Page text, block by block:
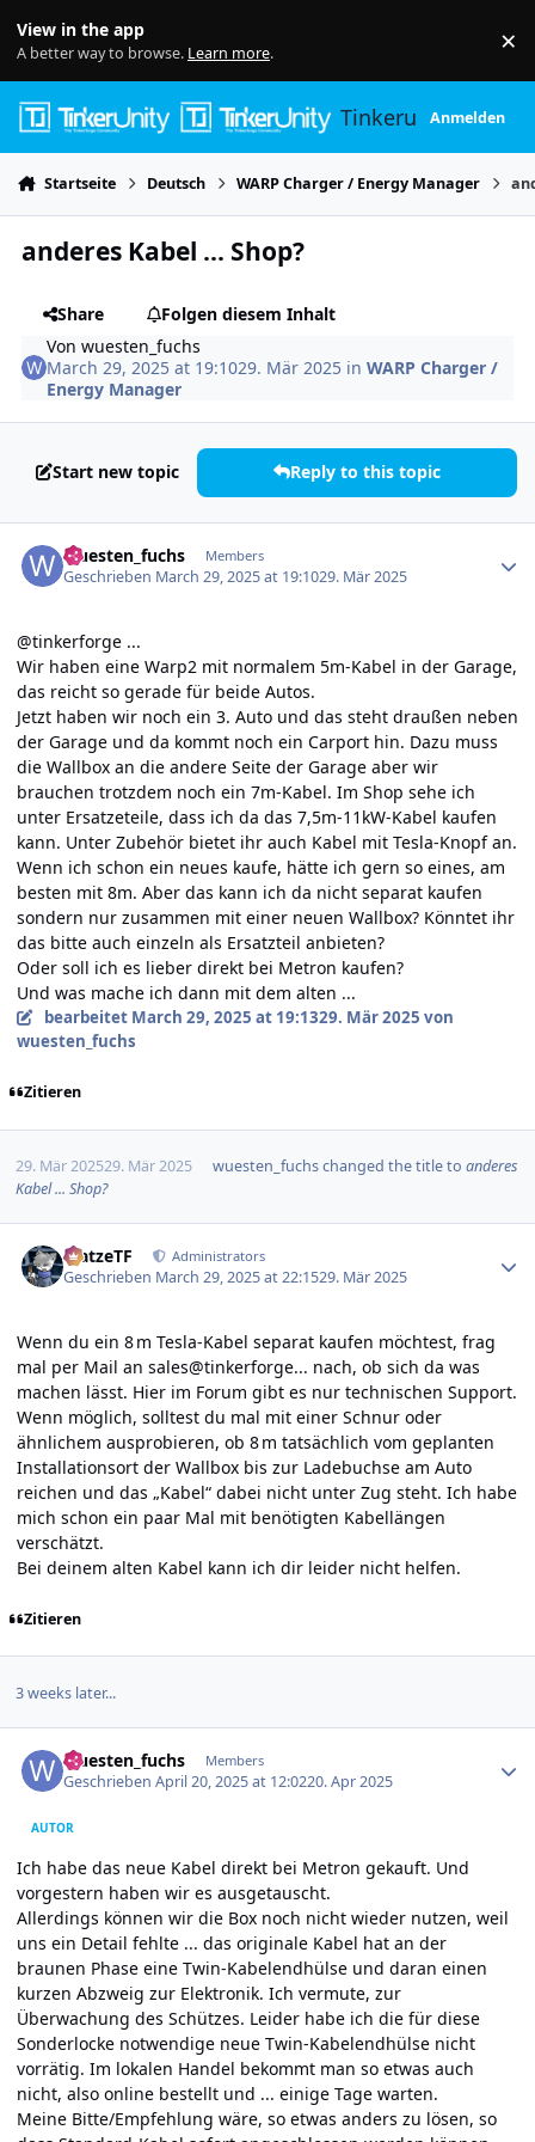
View in the app
A better way to browse. Learn more. ×
TinkerunityAnmelden
Startseite Deutsch WARP Charger / Energy Manager
anderes Kabel ... Shop?
Share
Folgen diesem Inhalt
Vonwuesten_fuchs
March 29, 2025 at 19:1029. Mär 2025 inWARP Charger /
Energy Manager
Start new topic Reply to this topic
wuesten_fuchs Members
Geschrieben March 29, 2025 at 19:1029. Mär 2025
@tinkerforge ...
Wir haben eine Warp2 mit normalem 5m-Kabel in der Garage,
das reicht so gerade für beide Autos.
Jetzt haben wir noch ein 3. Auto und das steht draußen neben
der Garage und da kommt noch ein Carport hin. Dazu muss
die Wallbox an die andere Seite der Garage aber wir
brauchen trotzdem noch ein 7m-Kabel. Im Shop sehe ich
unter Ersatzeteile, dass ich da das 7,5m-11kW-Kabel kaufen
kann. Unter Zubehör bietet ihr auch Kabel mit Tesla-Knopf an.
Wenn ich schon ein neues kaufe, hätte ich gern so eines, am
besten mit 8m. Aber das kann ich da nicht separat kaufen
sondern nur zusammen mit einer neuen Wallbox? Könntet ihr
das bitte auch einzeln als Ersatzteil anbieten?
Oder soll ich es lieber direkt bei Metron kaufen?
Und was mache ich dann mit dem alten ...
bearbeitet March 29, 2025 at 19:1329. Mär 2025 von
wuesten_fuchs
Zitieren
29. Mär 202529. Mär 2025 wuesten_fuchschanged the title to anderes
Kabel ... Shop?
MatzeTF Administrators
Geschrieben March 29, 2025 at 22:1529. Mär 2025
Wenn du ein 8 m Tesla-Kabel separat kaufen möchtest, frag
mal per Mail an sales@tinkerforge... nach, ob sich da was
machen lässt. Hier im Forum gibt es nur technischen Support.
Wenn möglich, solltest du mal mit einer Schnur oder
ähnlichem ausprobieren, ob 8 m tatsächlich vom geplanten
Installationsort der Wallbox bis zur Ladebuchse am Auto
reichen und das „Kabel“ dabei nicht unter Zug steht. Ich habe
mich schon ein paar Mal mit benötigten Kabellängen
verschätzt.
Bei deinem alten Kabel kann ich dir leider nicht helfen.
Zitieren
3 weeks later...
wuesten_fuchs Members
GeschriebenApril 20, 2025 at 12:0220. Apr 2025
AUTOR
Ich habe das neue Kabel direkt bei Metron gekauft. Und
vorgestern haben wir es ausgetauscht.
Allerdings können wir die Box noch nicht wieder nutzen, weil
uns ein Detail fehlte ... das originale Kabel hat an der
braunen Phase eine Twin-Kabelendhülse und daran einen
kurzen Abzweig zur Elektronik. Ich vermute, zur
Überwachung des Schützes. Leider habe ich die für diese
Sonderlocke notwendige neue Twin-Kabelendhülse nicht
vorrätig. Im lokalen Handel bekommt man so etwas auch
nicht, also online bestellt und ... einige Tage warten.
Meine Bitte/Empfehlung wäre, so etwas anders zu lösen, so